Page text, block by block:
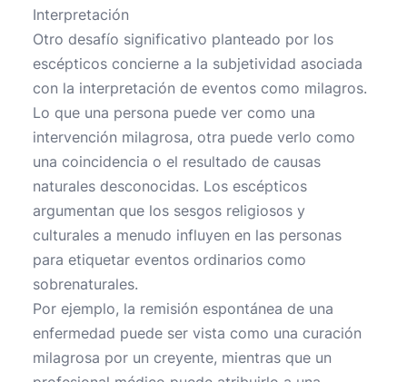
Interpretación
Otro desafío significativo planteado por los
escépticos concierne a la subjetividad asociada
con la interpretación de eventos como milagros.
Lo que una persona puede ver como una
intervención milagrosa, otra puede verlo como
una coincidencia o el resultado de causas
naturales desconocidas. Los escépticos
argumentan que los sesgos religiosos y
culturales a menudo influyen en las personas
para etiquetar eventos ordinarios como
sobrenaturales.
Por ejemplo, la remisión espontánea de una
enfermedad puede ser vista como una curación
milagrosa por un creyente, mientras que un